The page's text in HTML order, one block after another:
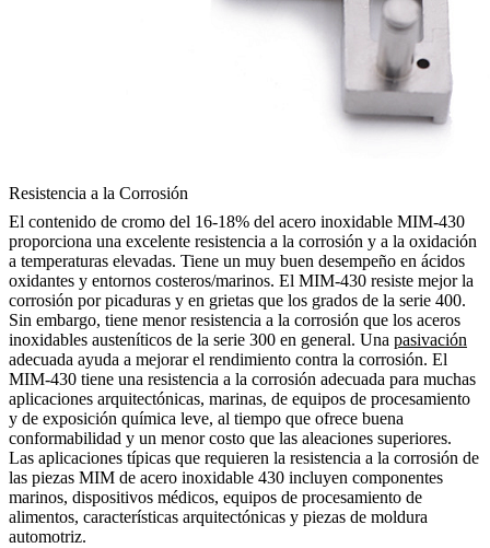
Resistencia a la Corrosión
El contenido de cromo del 16-18% del acero inoxidable MIM-430
proporciona una excelente resistencia a la corrosión y a la oxidación
a temperaturas elevadas. Tiene un muy buen desempeño en ácidos
oxidantes y entornos costeros/marinos. El MIM-430 resiste mejor la
corrosión por picaduras y en grietas que los grados de la serie 400.
Sin embargo, tiene menor resistencia a la corrosión que los aceros
inoxidables austeníticos de la serie 300 en general. Una pasivación
adecuada ayuda a mejorar el rendimiento contra la corrosión. El
MIM-430 tiene una resistencia a la corrosión adecuada para muchas
aplicaciones arquitectónicas, marinas, de equipos de procesamiento
y de exposición química leve, al tiempo que ofrece buena
conformabilidad y un menor costo que las aleaciones superiores.
Las aplicaciones típicas que requieren la resistencia a la corrosión de
las piezas MIM de acero inoxidable 430 incluyen componentes
marinos, dispositivos médicos, equipos de procesamiento de
alimentos, características arquitectónicas y piezas de moldura
automotriz.